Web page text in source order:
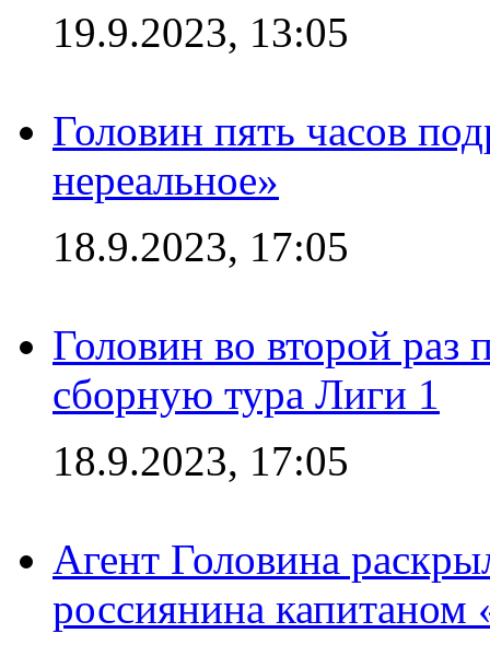
19.9.2023, 13:05
Головин пять часов
нереальное»
18.9.2023, 17:05
Головин во второй раз
сборную тура Лиги 1
18.9.2023, 17:05
Агент Головина
россиянина